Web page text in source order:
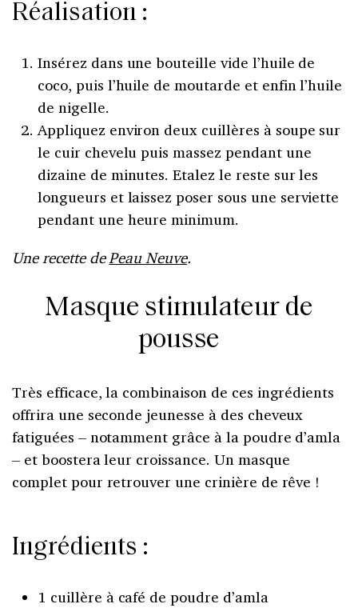
Réalisation :
Insérez dans une bouteille vide l’huile de
coco, puis l’huile de moutarde et enfin l’huile
de nigelle.
Appliquez environ deux cuillères à soupe sur
le cuir chevelu puis massez pendant une
dizaine de minutes. Etalez le reste sur les
longueurs et laissez poser sous une serviette
pendant une heure minimum.
Une recette dePeau Neuve.
Masque stimulateur de
pousse
Très efficace, la combinaison de ces ingrédients
offrira une seconde jeunesse à des cheveux
fatiguées – notamment grâce à la poudre d’amla
– et boostera leur croissance. Un masque
complet pour retrouver une crinière de rêve !
Ingrédients :
1 cuillère à café de poudre d’amla